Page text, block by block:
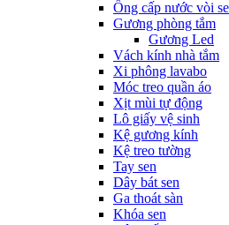
Ống cấp nước vòi
Gương phòng tắm
Gương Led
Vách kính nhà tắm
Xi phông lavabo
Móc treo quần áo
Xịt mùi tự động
Lô giấy vệ sinh
Kệ gương kính
Kệ treo tường
Tay sen
Dây bát sen
Ga thoát sàn
Khóa sen